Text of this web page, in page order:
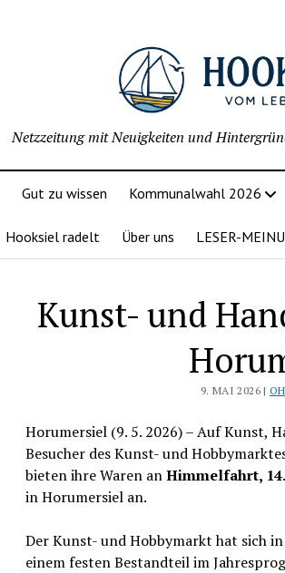
Netzzeitung mit Neuigkeiten und
Gut zu wissen Kommunalwahl 2026
Hooksiel radelt Über uns LESER-
Kunst- und
9. MAI 2026 |
Horumersiel (9. 5. 2026) – Auf Kunst,
Besucher des Kunst- und
bieten ihre Waren anHimmelfahrt,
in Horumersiel an.
Der Kunst- und Hobbymarkt hat sich
einem festen Bestandteil im